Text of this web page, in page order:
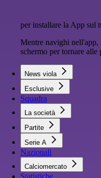
per installare la App sul
Mentre navighi nell'app,
schermo per tornare alle
News viola
Esclusive
Squadra
La società
Partite
Serie A
Nazionali
Calciomercato